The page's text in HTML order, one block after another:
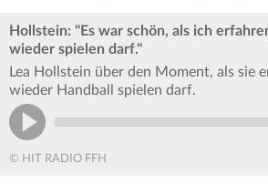
Hollstein: "Es war schön, als ich
wieder spielen darf."
Lea Hollstein über den Moment, als sie
wieder Handball spielen darf.
© HIT RADIO FFH